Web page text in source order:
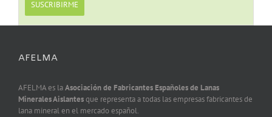
AFELMA
AFELMA es laAsociación de Fabricantes Españoles de Lanas
Minerales Aislantesque representa a todas las empresas fabricantes de
lana mineral en el mercado español.